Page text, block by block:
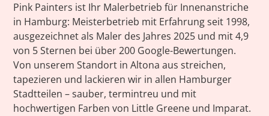
Pink Painters ist Ihr Malerbetrieb für Innenanstriche
in Hamburg: Meisterbetrieb mit Erfahrung seit 1998,
ausgezeichnet als Maler des Jahres 2025 und mit 4,9
von 5 Sternen bei über 200 Google-Bewertungen.
Von unserem Standort in Altona aus streichen,
tapezieren und lackieren wir in allen Hamburger
Stadtteilen – sauber, termintreu und mit
hochwertigen Farben von Little Greene und Imparat.